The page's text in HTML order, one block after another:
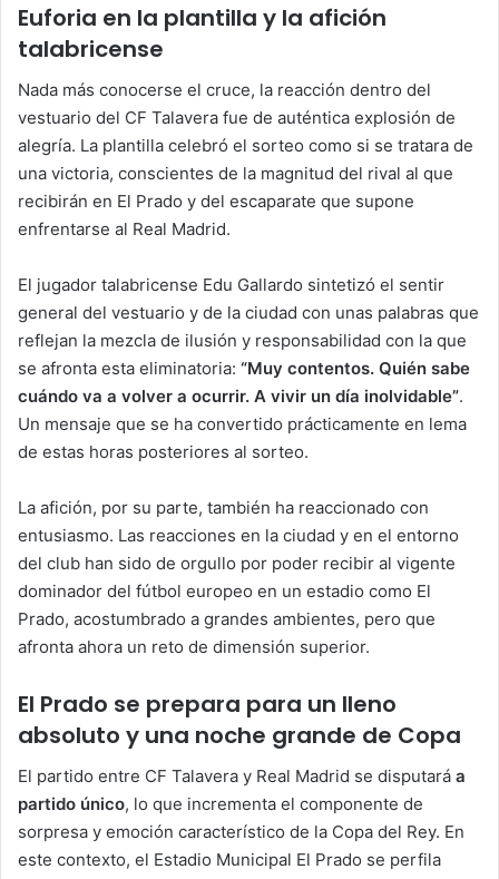
Euforia en la plantilla y la afición
talabricense
Nada más conocerse el cruce, la reacción dentro del
vestuario del CF Talavera fue de auténtica explosión de
alegría. La plantilla celebró el sorteo como si se tratara de
una victoria, conscientes de la magnitud del rival al que
recibirán en El Prado y del escaparate que supone
enfrentarse al Real Madrid.
El jugador talabricense Edu Gallardo sintetizó el sentir
general del vestuario y de la ciudad con unas palabras que
reflejan la mezcla de ilusión y responsabilidad con la que
se afronta esta eliminatoria: “Muy contentos. Quién sabe
cuándo va a volver a ocurrir. A vivir un día inolvidable”.
Un mensaje que se ha convertido prácticamente en lema
de estas horas posteriores al sorteo.
La afición, por su parte, también ha reaccionado con
entusiasmo. Las reacciones en la ciudad y en el entorno
del club han sido de orgullo por poder recibir al vigente
dominador del fútbol europeo en un estadio como El
Prado, acostumbrado a grandes ambientes, pero que
afronta ahora un reto de dimensión superior.
El Prado se prepara para un lleno
absoluto y una noche grande de Copa
El partido entre CF Talavera y Real Madrid se disputará a
partido único, lo que incrementa el componente de
sorpresa y emoción característico de la Copa del Rey. En
este contexto, el Estadio Municipal El Prado se perfila